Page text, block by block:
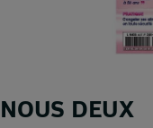
NOUS DEUX